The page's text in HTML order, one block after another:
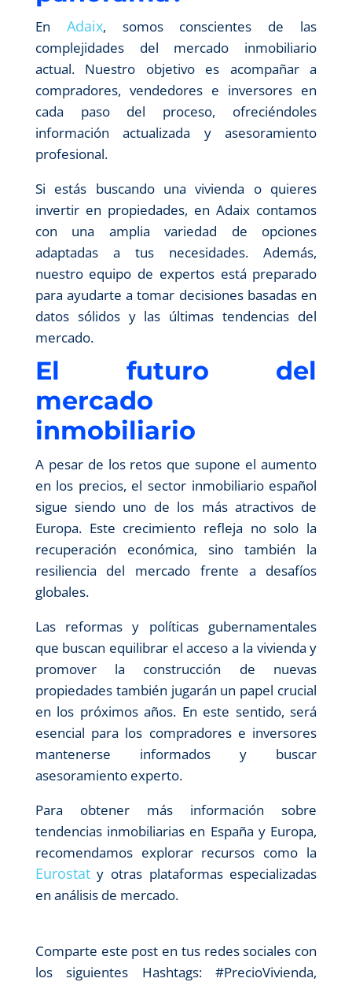
En Adaix, somos conscientes de las
complejidades del mercado inmobiliario
actual. Nuestro objetivo es acompañar a
compradores, vendedores e inversores en
cada paso del proceso, ofreciéndoles
información actualizada y asesoramiento
profesional.
Si estás buscando una vivienda o quieres
invertir en propiedades, en Adaix contamos
con una amplia variedad de opciones
adaptadas a tus necesidades. Además,
nuestro equipo de expertos está preparado
para ayudarte a tomar decisiones basadas en
datos sólidos y las últimas tendencias del
mercado.
El futuro del
mercado
inmobiliario
A pesar de los retos que supone el aumento
en los precios, el sector inmobiliario español
sigue siendo uno de los más atractivos de
Europa. Este crecimiento refleja no solo la
recuperación económica, sino también la
resiliencia del mercado frente a desafíos
globales.
Las reformas y políticas gubernamentales
que buscan equilibrar el acceso a la vivienda y
promover la construcción de nuevas
propiedades también jugarán un papel crucial
en los próximos años. En este sentido, será
esencial para los compradores e inversores
mantenerse informados y buscar
asesoramiento experto.
Para obtener más información sobre
tendencias inmobiliarias en España y Europa,
recomendamos explorar recursos como la
Eurostaty otras plataformas especializadas
en análisis de mercado.
Comparte este post en tus redes sociales con
los siguientes Hashtags: #PrecioVivienda,